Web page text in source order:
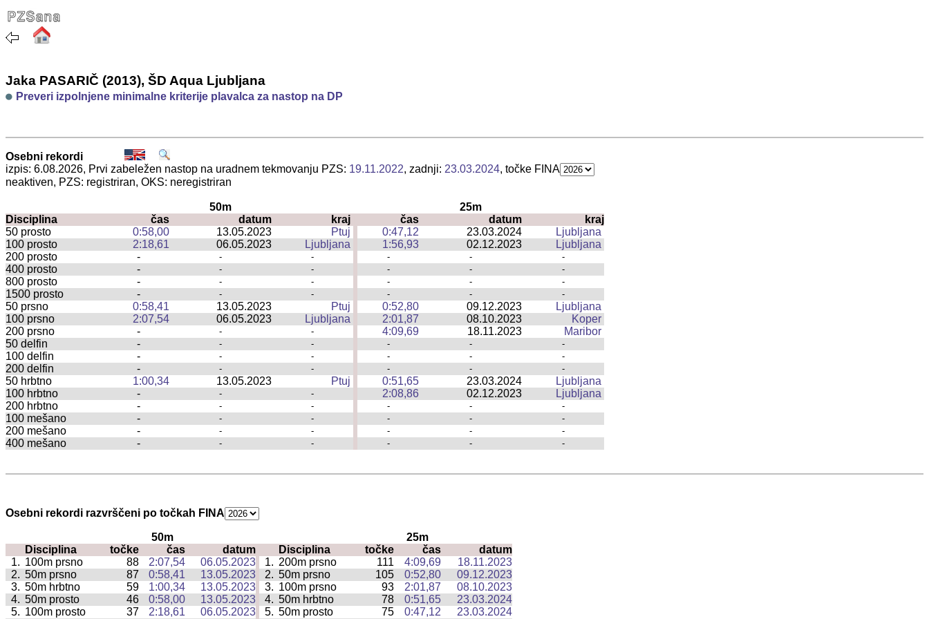
Jaka PASARIČ (2013), ŠD Aqua Ljubljana
Preveri izpolnjene minimalne kriterije plavalca za nastop na DP
Osebni rekordi
izpis: 6.08.2026, Prvi zabeležen nastop na uradnem tekmovanju PZS: 19.11.2022, zadnji: 23.03.2024, točke FINA
neaktiven, PZS: registriran, OKS: neregistriran
50m
25m
Disciplina
čas datum kraj čas datum
kraj
50 prosto
0:58,00 13.05.2023 Ptuj 0:47,12 23.03.2024
Ljubljana
100 prosto
2:18,61 06.05.2023 Ljubljana 1:56,93 02.12.2023
Ljubljana
200 prosto
- - - - - -
400 prosto - - - - - -
800 prosto - - - - - -
1500 prosto - - - - - -
50 prsno 0:58,41 13.05.2023 Ptuj 0:52,80 09.12.2023
Ljubljana
100 prsno
2:07,54 06.05.2023 Ljubljana 2:01,87 08.10.2023
Koper
200 prsno
- - - 4:09,69 18.11.2023
Maribor
50 delfin
- - - - - -
100 delfin - - - - - -
200 delfin - - - - - -
50 hrbtno 1:00,34 13.05.2023 Ptuj 0:51,65 23.03.2024
Ljubljana
100 hrbtno
- - - 2:08,86 02.12.2023
Ljubljana
200 hrbtno
- - - - - -
100 mešano - - - - - -
200 mešano - - - - - -
400 mešano - - - - - -
Osebni rekordi razvrščeni po točkah FINA
50m
25m
Disciplina
točke čas datum Disciplina točke čas
datum
1. 100m prsno 88 2:07,54 06.05.2023 1. 200m prsno 111 4:09,69
18.11.2023
2. 50m prsno 87 0:58,41 13.05.2023 2. 50m prsno 105 0:52,80
09.12.2023
3. 50m hrbtno 59 1:00,34 13.05.2023 3. 100m prsno 93 2:01,87
08.10.2023
4. 50m prosto 46 0:58,00 13.05.2023 4. 50m hrbtno 78 0:51,65
23.03.2024
5. 100m prosto 37 2:18,61 06.05.2023 5. 50m prosto 75 0:47,12
23.03.2024